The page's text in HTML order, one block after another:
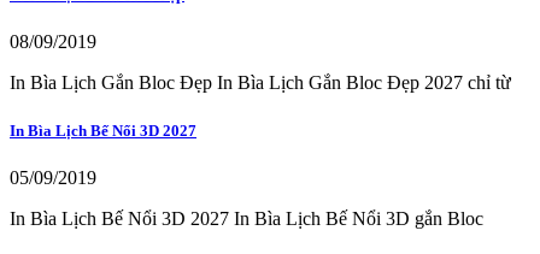
08/09/2019
In Bìa Lịch Gắn Bloc Đẹp In Bìa Lịch Gắn Bloc Đẹp 2027 chỉ từ
In Bìa Lịch Bế Nổi 3D 2027
05/09/2019
In Bìa Lịch Bế Nổi 3D 2027 In Bìa Lịch Bế Nổi 3D gắn Bloc